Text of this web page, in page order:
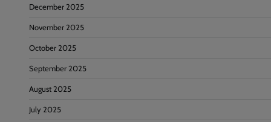
December 2025
November 2025
October 2025
September 2025
August 2025
July 2025